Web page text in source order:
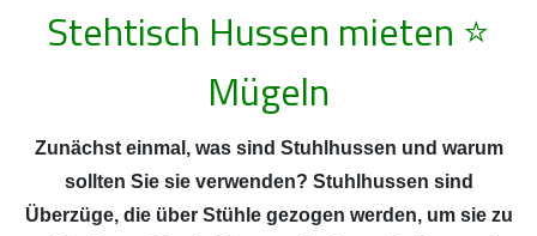
Stehtisch Hussen mieten ⭐
Mügeln
Zunächst einmal, was sind Stuhlhussen und warum
sollten Sie sie verwenden? Stuhlhussen sind
Überzüge, die über Stühle gezogen werden, um sie zu